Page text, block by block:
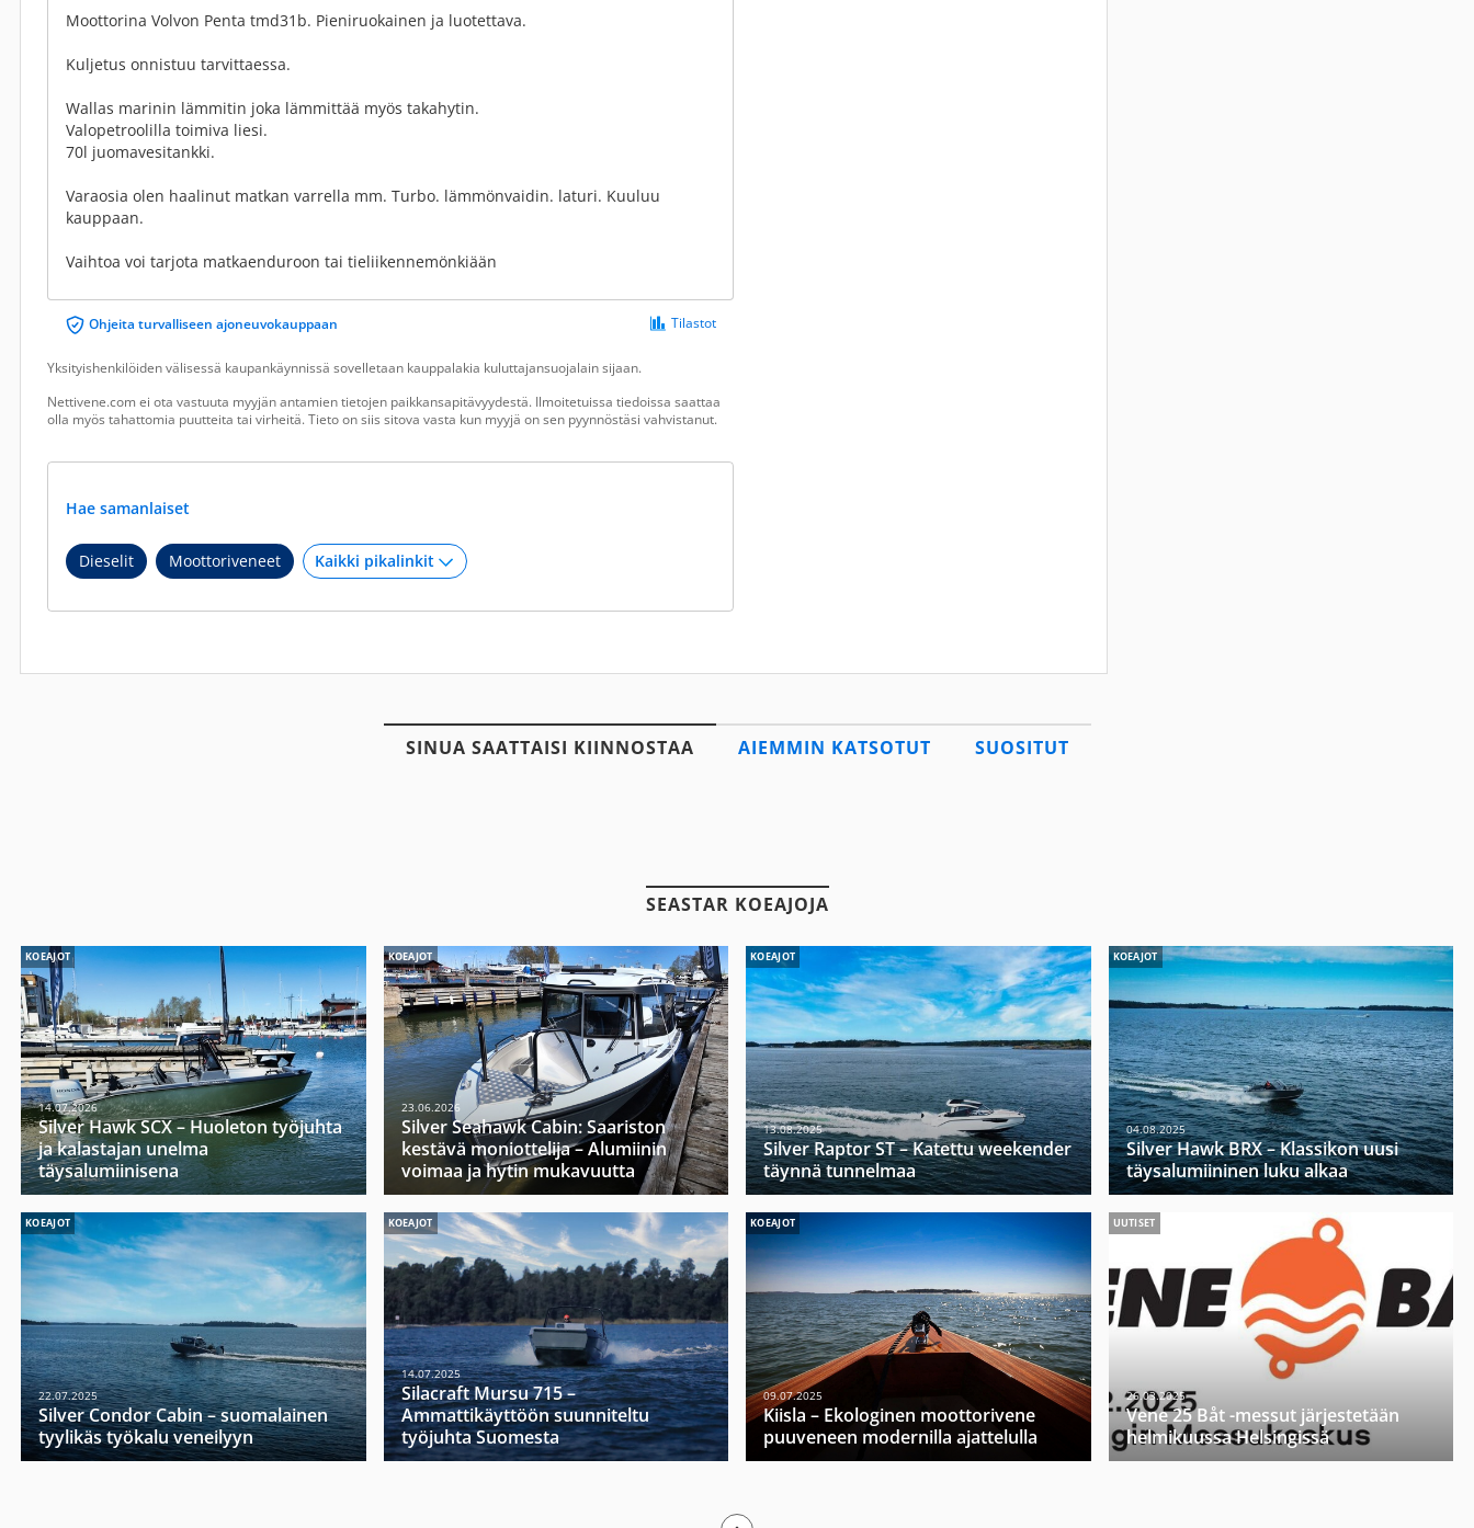
Moottorina Volvon Penta tmd31b. Pieniruokainen ja luotettava.
Kuljetus onnistuu tarvittaessa.
Wallas marinin lämmitin joka lämmittää myös takahytin.
Valopetroolilla toimiva liesi.
70l juomavesitankki.
Varaosia olen haalinut matkan varrella mm. Turbo. lämmönvaidin. laturi. Kuuluu
kauppaan.
Vaihtoa voi tarjota matkaenduroon tai tieliikennemönkiään
Ohjeita turvalliseen ajoneuvokauppaan Tilastot
Yksityishenkilöiden välisessä kaupankäynnissä sovelletaan kauppalakia kuluttajansuojalain sijaan.
Nettivene.com ei ota vastuuta myyjän antamien tietojen paikkansapitävyydestä. Ilmoitetuissa tiedoissa saattaa
olla myös tahattomia puutteita tai virheitä. Tieto on siis sitova vasta kun myyjä on sen pyynnöstäsi vahvistanut.
Hae samanlaiset
Dieselit Moottoriveneet
SINUA SAATTAISI KIINNOSTAA AIEMMIN KATSOTUT SUOSITUT
SEASTAR KOEAJOJA
KOEAJOT
14.07.2026
Silver Hawk SCX – Huoleton työjuhta
ja kalastajan unelma
täysalumiinisena
KOEAJOT
23.06.2026
Silver Seahawk Cabin: Saariston
kestävä moniottelija – Alumiinin
voimaa ja hytin mukavuutta
KOEAJOT
13.08.2025
Silver Raptor ST – Katettu weekender
täynnä tunnelmaa
KOEAJOT
04.08.2025
Silver Hawk BRX – Klassikon uusi
täysalumiininen luku alkaa
KOEAJOT
22.07.2025
Silver Condor Cabin – suomalainen
tyylikäs työkalu veneilyyn
KOEAJOT
14.07.2025
Silacraft Mursu 715 –
Ammattikäyttöön suunniteltu
työjuhta Suomesta
KOEAJOT
09.07.2025
Kiisla – Ekologinen moottorivene
puuveneen modernilla ajattelulla
UUTISET
26.03.2025
Vene 25 Båt -messut järjestetään
helmikuussa Helsingissä